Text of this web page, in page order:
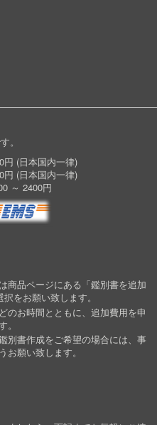
。
本国内一律)
(日本国内一律)
2400円
商品ページにある「鑑別書を追加
をお願い致します。
のお時間とともに、追加費用を申
別書作成をご希望の場合には、事
お願い致します。